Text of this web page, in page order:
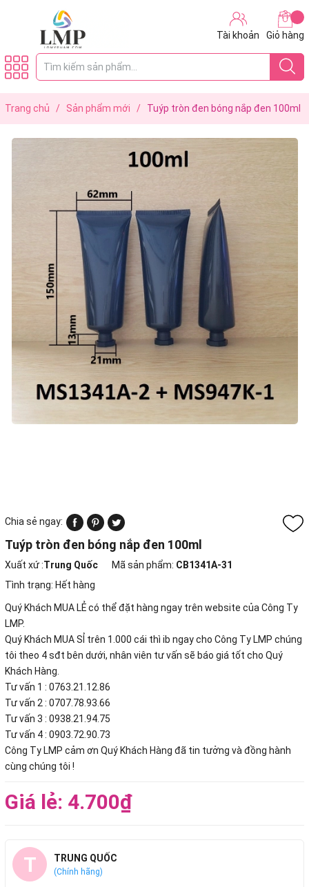
Tài khoản Giỏ hàng
Trang chủ / Sản phẩm mới / Tuýp tròn đen bóng nắp đen 100ml
Chia sẻ ngay:
Tuýp tròn đen bóng nắp đen 100ml
Xuất xứ :Trung Quốc Mã sản phẩm: CB1341A-31
Tình trạng: Hết hàng
Quý Khách MUA LẺ có thể đặt hàng ngay trên website của Công Ty
LMP.
Quý Khách MUA SỈ trên 1.000 cái thì ib ngay cho Công Ty LMP chúng
tôi theo 4 sđt bên dưới, nhân viên tư vấn sẽ báo giá tốt cho Quý
Khách Hàng.
Tư vấn 1 : 0763.21.12.86
Tư vấn 2 : 0707.78.93.66
Tư vấn 3 : 0938.21.94.75
Tư vấn 4 : 0903.72.90.73
Công Ty LMP cảm ơn Quý Khách Hàng đã tin tưởng và đồng hành
cùng chúng tôi !
Giá lẻ: 4.700₫
T TRUNG QUỐC
(Chính hãng)